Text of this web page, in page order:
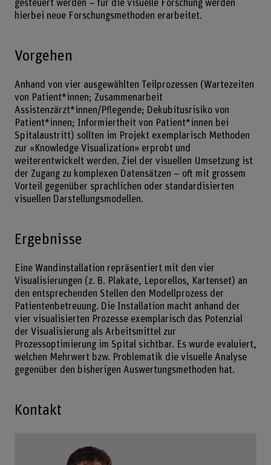
gesteuert werden – für die visuelle Forschung werden
hierbei neue Forschungsmethoden erarbeitet.
Vorgehen
Anhand von vier ausgewählten Teilprozessen (Wartezeiten
von Patient*innen; Zusammenarbeit
Assistenzärzt*innen/Pflegende; Dekubitusrisiko von
Patient*innen; Informiertheit von Patient*innen bei
Spitalaustritt) sollten im Projekt exemplarisch Methoden
zur «Knowledge Visualization» erprobt und
weiterentwickelt werden. Ziel der visuellen Umsetzung ist
der Zugang zu komplexen Datensätzen – oft mit grossem
Vorteil gegenüber sprachlichen oder standardisierten
visuellen Darstellungsmodellen.
Ergebnisse
Eine Wandinstallation repräsentiert mit den vier
Visualisierungen (z. B. Plakate, Leporellos, Kartenset) an
den entsprechenden Stellen den Modellprozess der
Patientenbetreuung. Die Installation macht anhand der
vier visualisierten Prozesse exemplarisch das Potenzial
der Visualisierung als Arbeitsmittel zur
Prozessoptimierung im Spital sichtbar. Es wurde evaluiert,
welchen Mehrwert bzw. Problematik die visuelle Analyse
gegenüber den bisherigen Auswertungsmethoden hat.
Kontakt